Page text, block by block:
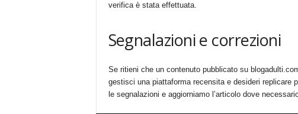
verifica è stata effettuata.
Segnalazioni e correzioni
Se ritieni che un contenuto pubblicato su
gestisci una piattaforma recensita e desideri replicare
le segnalazioni e aggiorniamo l’articolo dove